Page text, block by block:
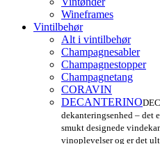
Wineframes
Vintilbehør
Alt i vintilbehør
Champagnesabler
Champagnestopper
Champagnetang
CORAVIN
DECANTERINO
dekanteringsenhed – det
smukt designede
vinoplevelser og er det